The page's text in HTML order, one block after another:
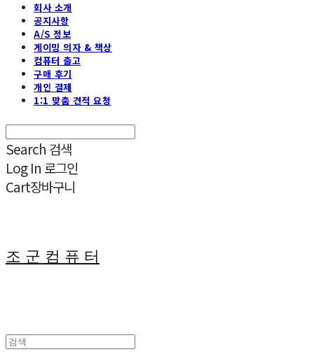
회사 소개
공지사항
A/S 정보
게이밍 의자 & 책상
컴퓨터 출고
구매 후기
개인 결제
1:1 맞춤 견적 요청
Search 검색
Log In 로그인
Cart장바구니
조 군 컴 퓨 터